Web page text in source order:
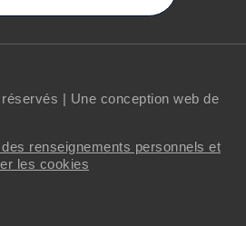
| Une conception web de
renseignements personnels et
les cookies